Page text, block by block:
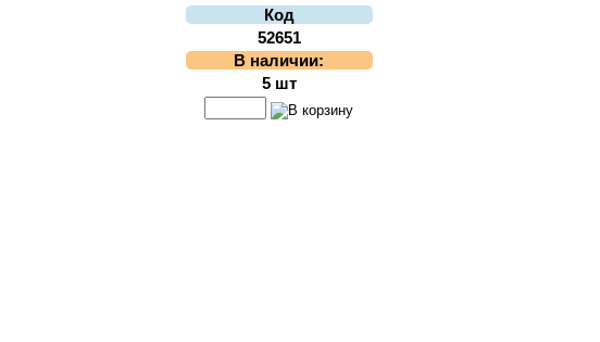
Код
52651
В наличии:
5 шт